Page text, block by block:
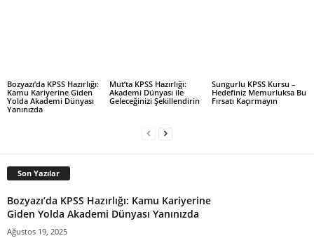
Bozyazı’da KPSS Hazırlığı:
Kamu Kariyerine Giden
Yolda Akademi Dünyası
Yanınızda
Mut’ta KPSS Hazırlığı:
Akademi Dünyası ile
Geleceğinizi Şekillendirin
Sungurlu KPSS Kursu –
Hedefiniz Memurluksa Bu
Fırsatı Kaçırmayın
Son Yazılar
Bozyazı’da KPSS Hazırlığı: Kamu Kariyerine
Giden Yolda Akademi Dünyası Yanınızda
Ağustos 19, 2025